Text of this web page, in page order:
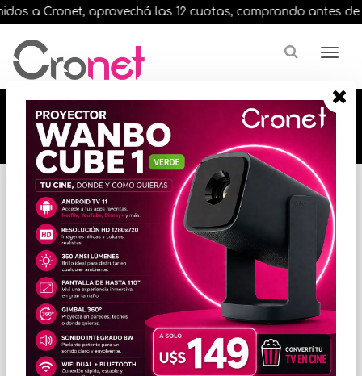
a Cronet, aprovechá las 12 cuotas, comprando antes de
🔥🔥🔥 12 cuotas, en todos nuestros artículos,
comprando antes de las 13 hrs. envíos en el
día 🔥🔥🔥
Inicio GABINETES Y COMBOS COMBOS
* Las imágenes se exhiben con fines ilustrativos.